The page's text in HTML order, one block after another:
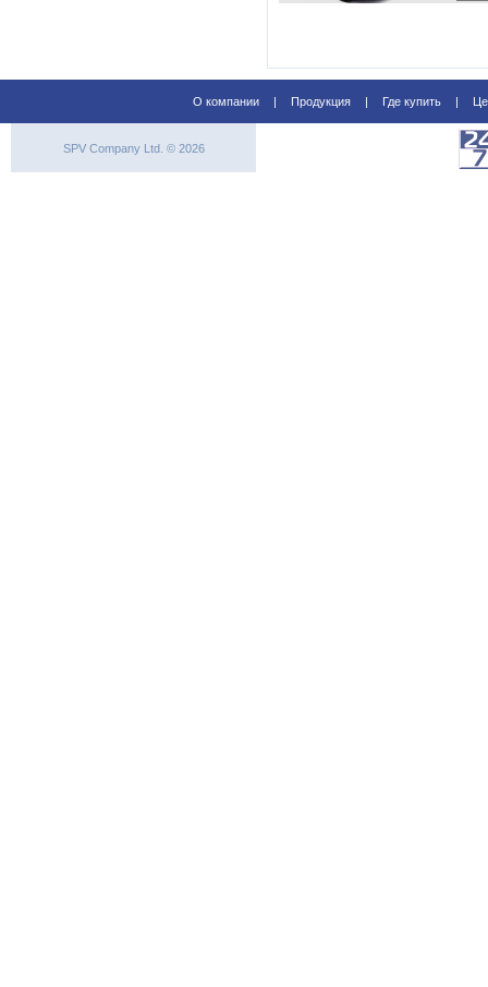
О компании | Продукция | Где купить |
SPV Company Ltd. © 2026